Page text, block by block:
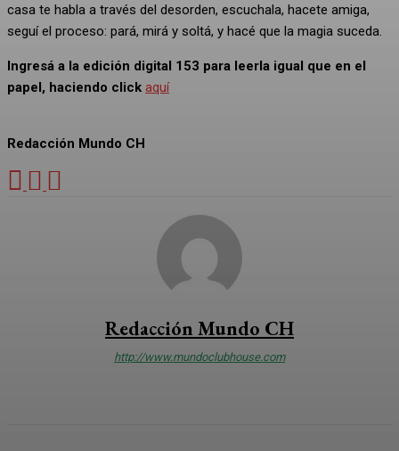
casa te habla a través del desorden, escuchala, hacete amiga,
seguí el proceso: pará, mirá y soltá, y hacé que la magia suceda.
Ingresá a la edición digital 153 para leerla igual que en el
papel, haciendo click aquí
Redacción Mundo CH
Redacción Mundo CH
http://www.mundoclubhouse.com